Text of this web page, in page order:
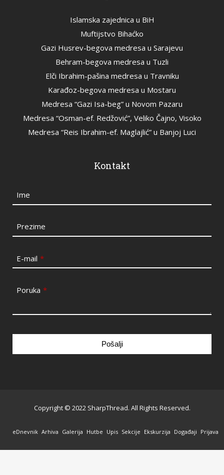
Islamska zajednica u BiH
Muftijstvo Bihaćko
Gazi Husrev-begova medresa u Sarajevu
Behram-begova medresa u Tuzli
Elči Ibrahim-pašina medresa u Travniku
Karađoz-begova medresa u Mostaru
Medresa “Gazi Isa-beg” u Novom Pazaru
Medresa “Osman-ef. Redžović”, Veliko Čajno, Visoko
Medresa “Reis Ibrahim-ef. Maglajlić” u Banjoj Luci
Kontakt
Ime
Prezime
E-mail *
Poruka *
Pošalji
blank
Copyright © 2022 SharpThread. All Rights Reserved.
eDnevnik Arhiva Galerija Hutbe Upis Sekcije Ekskurzija Događaji Prijava